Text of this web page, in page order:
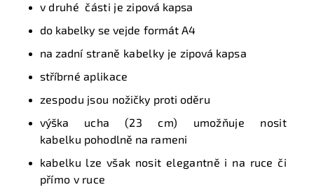
v druhé části jezipová kapsa
do kabelky se vejde formát A4
na zadnístraně kabelky je zipová kapsa
stříbrné aplikace
zespodu jsou nožičky proti oděru
výška ucha (23 cm) umožňuje nosit
kabelku pohodlně na rameni
kabelku lze však nosit elegantně i na ruce či
přímo v ruce